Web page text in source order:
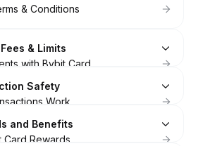
& Conditions
& Limits
with Bybit Card
Bybit Card Details and Spending
And Settings Guidelines
Safety
Work
Card Transaction Dispute
and Benefits
Rewards